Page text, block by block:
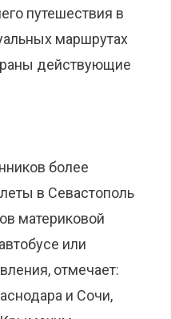
путешествия в
маршрутах
действующие
более
в Севастополь
материковой
или
отмечает:
и Сочи,